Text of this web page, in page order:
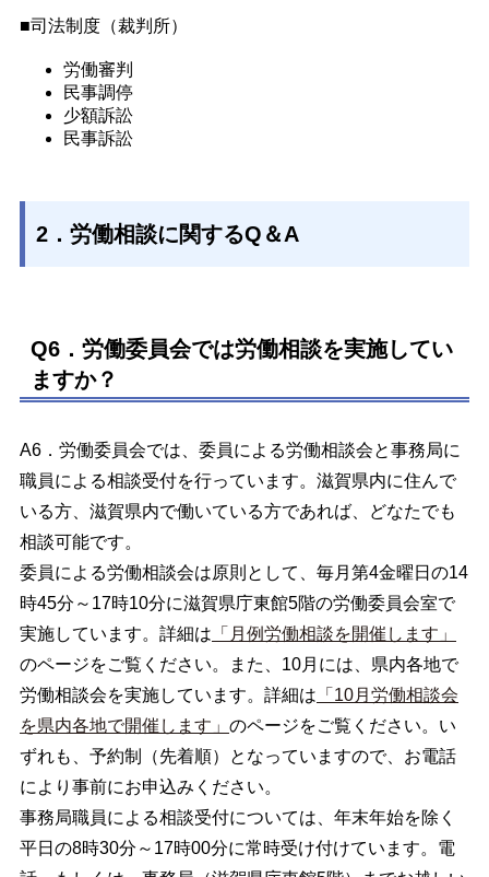
■司法制度（裁判所）
労働審判
民事調停
少額訴訟
民事訴訟
2．労働相談に関するQ＆A
Q6．労働委員会では労働相談を実施してい
ますか？
A6．労働委員会では、委員による労働相談会と事務局に
職員による相談受付を行っています。滋賀県内に住んで
いる方、滋賀県内で働いている方であれば、どなたでも
相談可能です。
委員による労働相談会は原則として、毎月第4金曜日の14
時45分～17時10分に滋賀県庁東館5階の労働委員会室で
実施しています。詳細は 「月例労働相談を開催します」
のページをご覧ください。また、10月には、県内各地で
労働相談会を実施しています。詳細は 「10月労働相談会
を県内各地で開催します」 のページをご覧ください。い
ずれも、予約制（先着順）となっていますので、お電話
により事前にお申込みください。
事務局職員による相談受付については、年末年始を除く
平日の8時30分～17時00分に常時受け付けています。電